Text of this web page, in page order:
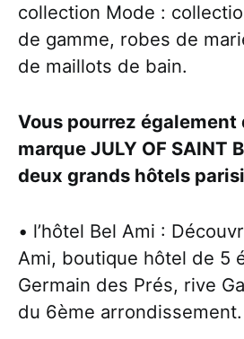
collection Mode :
de gamme, robes de
de maillots de bain.
Vous pourrez également
marque JULY OF SAINT
deux grands hôtels
• l’hôtel Bel Ami :
Ami, boutique hôtel de 5
Germain des Prés, rive
du 6ème arrondissement.